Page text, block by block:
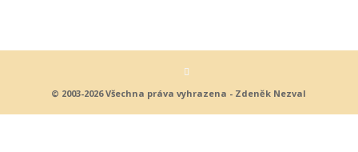
© 2003-2026 Všechna práva vyhrazena - Zdeněk Nezval